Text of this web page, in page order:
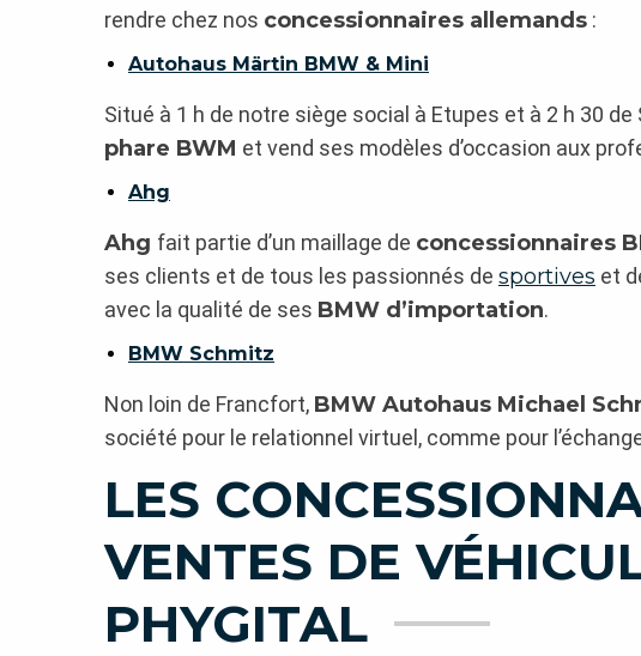
rendre chez nos concessionnaires allemands :
Autohaus Märtin BMW & Mini
Situé à 1 h de notre siège social à Etupes et à 2 h 30
phare BWM et vend ses modèles d’occasion aux
Ahg
Ahg fait partie d’un maillage de concessionnaires
ses clients et de tous les passionnés de sportives et
avec la qualité de ses BMW d’importation.
BMW Schmitz
Non loin de Francfort, BMW Autohaus Michael
société pour le relationnel virtuel, comme pour
LES
VENTES DE
PHYGITAL